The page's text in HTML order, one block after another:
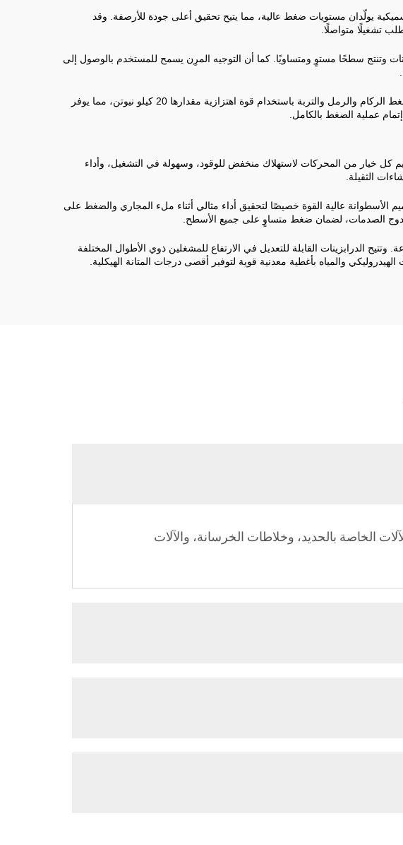
يولّدان مستويات ضغط عالية، مما يتيح تحقيق أعلى جودة للأرصفة. وقد
تشغيلًا متواصلًا.
وتنتج سطحًا مستوٍ ومتساويًا. كما أن التوجيه المرِن يسمح للمستخدم بالوصول إلى
للمشاريع الصغيرة والمتوسطة، تتخصص الشركة في ملء المجاري، وضغط الحواف، والإعداد للأساسات. تقوم الشركة بضغط الركام والرمل والتربة باستخدام قوة اهتزازية مقدارها 20 كيلو نيوتن، مما يوفر
عملية الضغط بالكامل.
بريتون البنزينية، أو محرك تشانغفا 180 الديزل المبرد بالماء. تم تصميم كل خيار من المحركات لاستهلاك منخفض للوقود، وسهولة في التشغيل، وأداء
الثقيلة.
عالية القوة خصيصًا لتحقيق أداء مثالي أثناء ملء المجاري والضغط على
الصدمات، لضمان ضغط متساوٍ على جميع الأسطح.
الدرابزينات القابلة للتعديل في الارتفاع للمشغلين ذوي الأطوال المختلفة
الخاصة بالحديد، وخلاطات الخرسانة، والآلات